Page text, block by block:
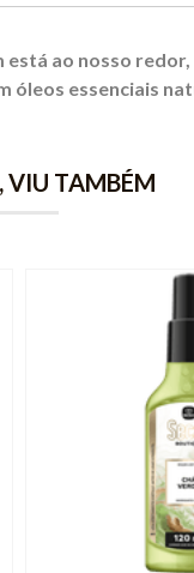
ao nosso
essenciais
VIU TAMBÉM